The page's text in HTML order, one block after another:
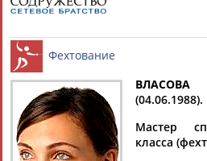
СПОРТСМЕНЫ, ТРЕНЕРЫ И
Найдено: 13181персон
Фехтование
ВЛАСОВА
(04.06.1988).
Мастер
класса